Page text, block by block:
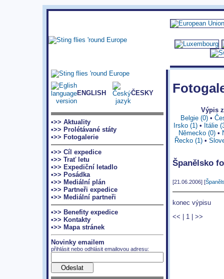
ENGLISH ČESKY
•>> Aktuality
•>> Prolétávané státy
•>> Fotogalerie
•>> Cíl expedice
•>> Trať letu
•>> Expediční letadlo
•>> Posádka
•>> Mediální plán
•>> Partneři expedice
•>> Mediální partneři
•>> Benefity expedice
•>> Kontakty
•>> Mapa stránek
Novinky emailem
přihlásit nebo odhlásit emailovou adresu:
Výpis
Belgie (0)•
Irsko (1)• Itálie
Německo (0)•
Řecko (1) •
Španělsko
[21.06.2006] [
konec výpisu
<<
1 >>